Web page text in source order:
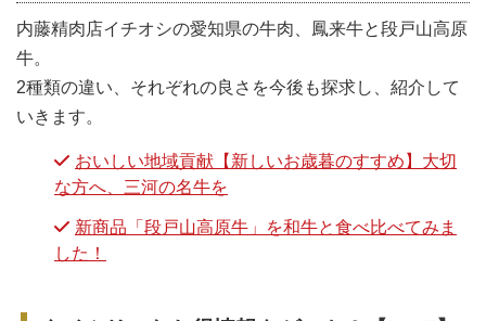
内藤精肉店イチオシの愛知県の牛肉、鳳来牛と段戸山高原
牛。
2種類の違い、それぞれの良さを今後も探求し、紹介して
いきます。
おいしい地域貢献【新しいお歳暮のすすめ】大切
な方へ、三河の名牛を
新商品「段戸山高原牛」を和牛と食べ比べてみま
した！